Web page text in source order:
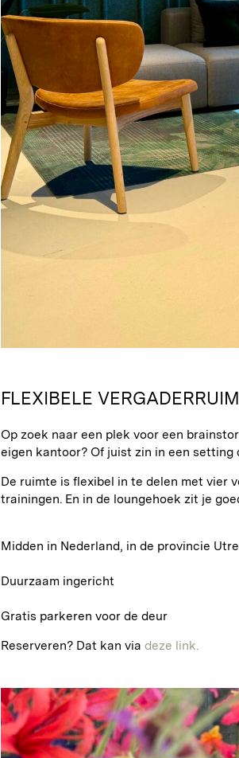
FLEXIBELE
Op zoek naar een plek voor een
eigen kantoor? Of juist zin in een
De ruimte is flexibel in te delen met vier
trainingen. En in de loungehoek zit je
Midden in Nederland, in de provincie
Duurzaam ingericht
Gratis parkeren voor de deur
Reserveren? Dat kan via deze link.